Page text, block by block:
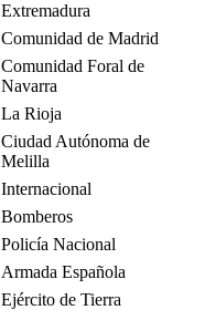
Extremadura
Comunidad de Madrid
Comunidad Foral de
Navarra
La Rioja
Ciudad Autónoma de
Melilla
Internacional
Bomberos
Policía Nacional
Armada Española
Ejército de Tierra